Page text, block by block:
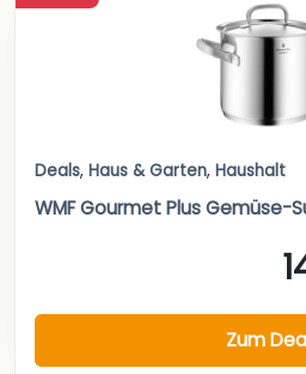
Deals, Haus & Garten, Haushalt
WMF Gourmet Plus Gemüse-
Zum